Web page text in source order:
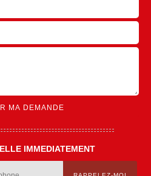
IMMEDIATEMENT